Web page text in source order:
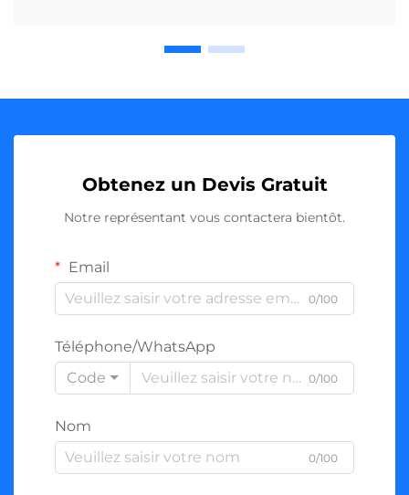
Obtenez un Devis Gratuit
Notre représentant vous contactera bientôt.
Email
0/100
Téléphone/WhatsApp
Code
0/100
Nom
0/100